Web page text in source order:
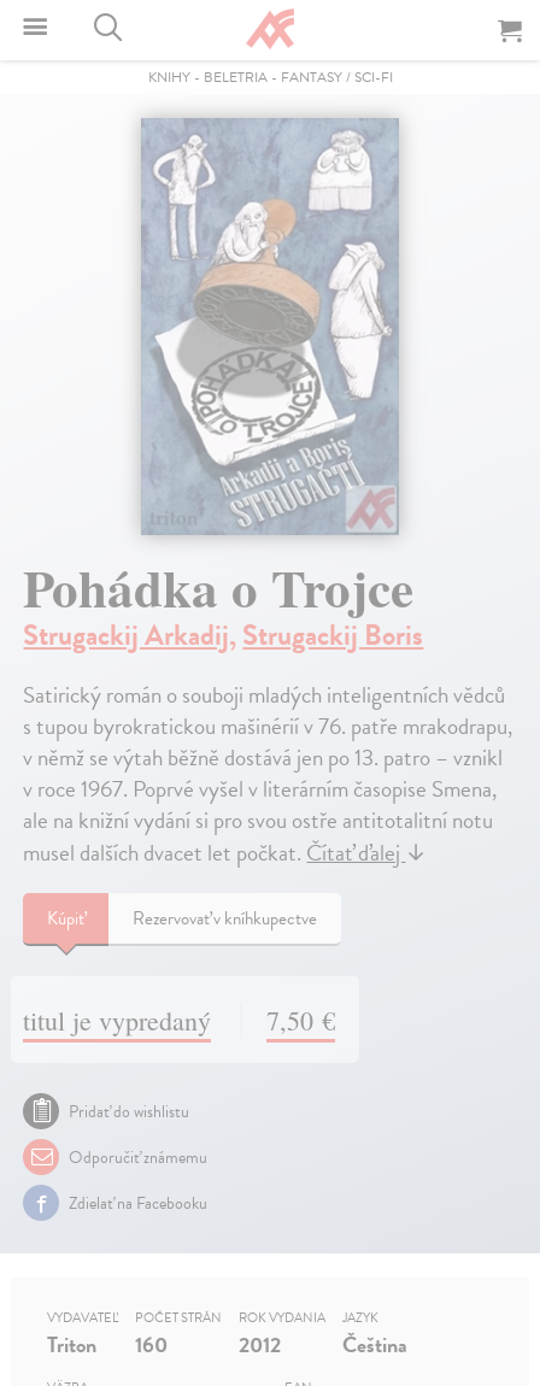
KNIHY- BELETRIA- FANTASY / SCI-FI
Pohádka o Trojce
Strugackij Arkadij,Strugackij Boris
Satirický román o souboji mladých inteligentních vědců
s tupou byrokratickou mašinérií v 76. patře mrakodrapu,
v němž se výtah běžně dostává jen po 13. patro – vznikl
v roce 1967. Poprvé vyšel v literárním časopise Smena,
ale na knižní vydání si pro svou ostře antitotalitní notu
musel dalších dvacet let počkat.Čítať ďalej↓
Kúpiť Rezervovať v kníhkupectve
titul je vypredaný 7,50 €
Pridať do wishlistu
Odporučiť známemu
Zdielať na Facebooku
VYDAVATEĽ
Triton
POČET STRÁN
160
ROK VYDANIA
2012
JAZYK
Čeština